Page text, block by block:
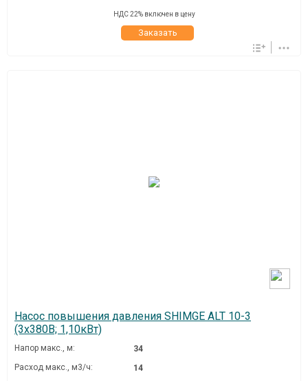
НДС 22% включен в цену
Заказать
Насос повышения давления SHIMGE ALT 10-3
(3х380В; 1,10кВт)
Напор макс., м:
34
Расход макс., м3/ч:
14